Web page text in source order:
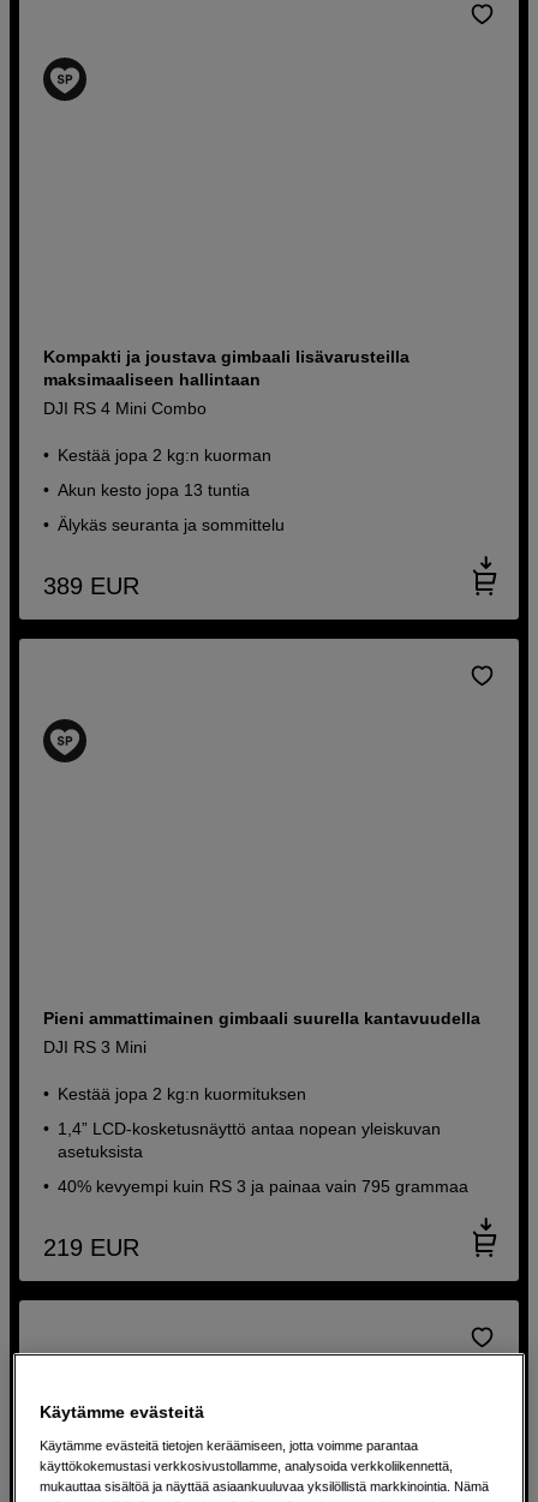
Kompakti ja joustava gimbaali lisävarusteilla
maksimaaliseen hallintaan
DJI RS 4 Mini Combo
Kestää jopa 2 kg:n kuorman
Akun kesto jopa 13 tuntia
Älykäs seuranta ja sommittelu
389 EUR
Pieni ammattimainen gimbaali suurella kantavuudella
DJI RS 3 Mini
Kestää jopa 2 kg:n kuormituksen
1,4” LCD-kosketusnäyttö antaa nopean yleiskuvan
asetuksista
40% kevyempi kuin RS 3 ja painaa vain 795 grammaa
219 EUR
Käytämme evästeitä
Käytämme evästeitä tietojen keräämiseen, jotta voimme parantaa
käyttökokemustasi verkkosivustollamme, analysoida verkkoliikennettä,
mukauttaa sisältöä ja näyttää asiaankuuluvaa yksilöllistä markkinointia. Nämä